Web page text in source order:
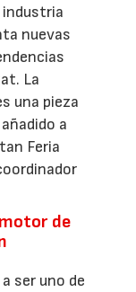
industria
nuevas
La
una pieza
a
Feria
de
ser uno de